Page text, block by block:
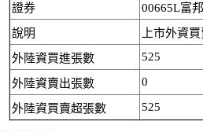
證券
00665L富
說明
上市外資
外陸資買進張數
525
外陸資賣出張數 0
外陸資買賣超張數 525